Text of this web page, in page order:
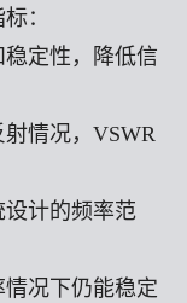
：
定性，降低信
情况， VSWR
设计的频率范
况下仍能稳定